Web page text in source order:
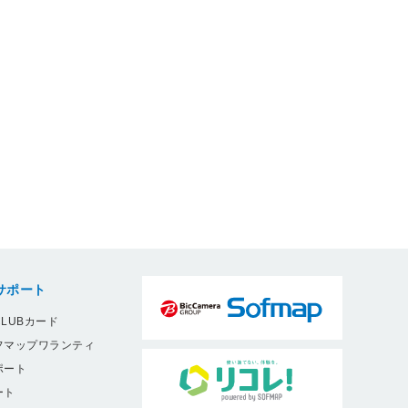
ポート
カード
ップワランティ
ト